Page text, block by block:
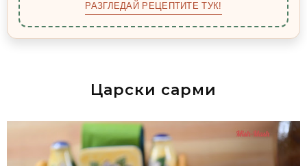
РАЗГЛЕДАЙ РЕЦЕПТИТЕ ТУК!
Царски сарми